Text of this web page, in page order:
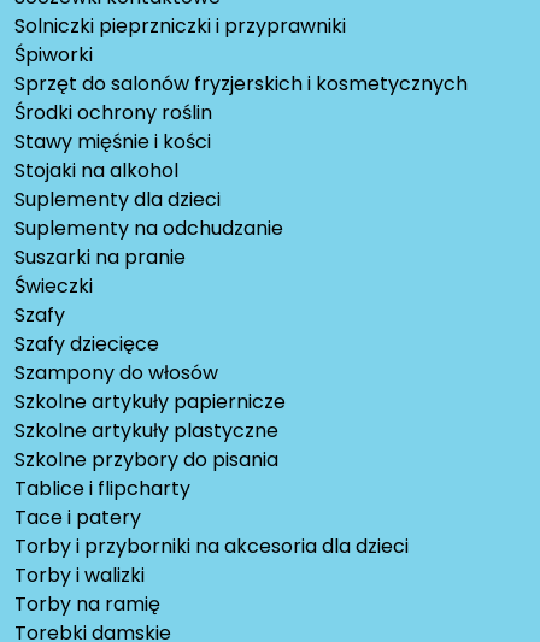
Solniczki pieprzniczki i przyprawniki
Śpiworki
Sprzęt do salonów fryzjerskich i kosmetycznych
Środki ochrony roślin
Stawy mięśnie i kości
Stojaki na alkohol
Suplementy dla dzieci
Suplementy na odchudzanie
Suszarki na pranie
Świeczki
Szafy
Szafy dziecięce
Szampony do włosów
Szkolne artykuły papiernicze
Szkolne artykuły plastyczne
Szkolne przybory do pisania
Tablice i flipcharty
Tace i patery
Torby i przyborniki na akcesoria dla dzieci
Torby i walizki
Torby na ramię
Torebki damskie